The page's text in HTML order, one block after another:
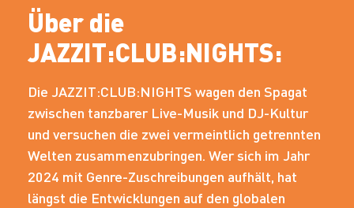
Über die
JAZZIT:CLUB:NIGHTS:
Die JAZZIT:CLUB:NIGHTS wagen den Spagat
zwischen tanzbarer Live-Musik und DJ-Kultur
und versuchen die zwei vermeintlich getrennten
Welten zusammenzubringen. Wer sich im Jahr
2024 mit Genre-Zuschreibungen aufhält, hat
längst die Entwicklungen auf den globalen